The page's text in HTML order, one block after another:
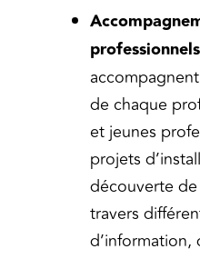
professionnels
de chaque
et jeunes
projets
découverte de
travers
d’information,